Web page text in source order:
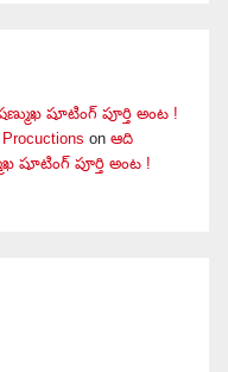
షూటింగ్ పూర్తి అంట !
on ఆది
షూటింగ్ పూర్తి అంట !